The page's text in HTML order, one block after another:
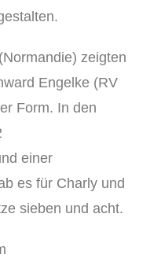
zeigten
Engelke (RV
Form. In den
einer
es für Charly und
sieben und acht.